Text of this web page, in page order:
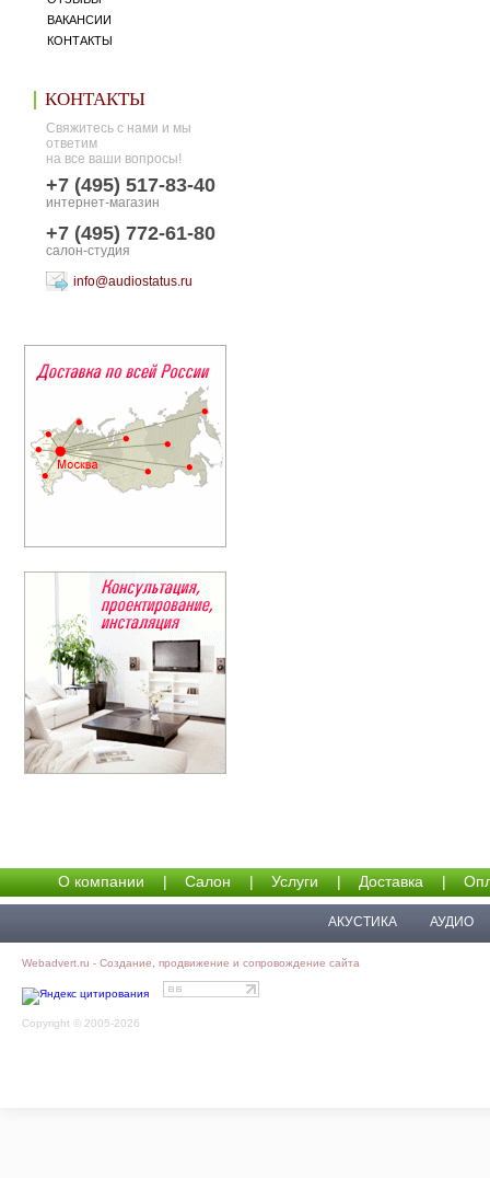
ВАКАНСИИ
КОНТАКТЫ
КОНТАКТЫ
Свяжитесь с нами и мы
ответим
на все ваши вопросы!
+7 (495) 517-83-40
интернет-магазин
+7 (495) 772-61-80
салон-студия
info@audiostatus.ru
О компании | Салон | Услуги | Доставка |
АКУСТИКА АУДИО
Webadvert.ru - Создание, продвижение и сопровождение сайта
Copyright © 2005-2026